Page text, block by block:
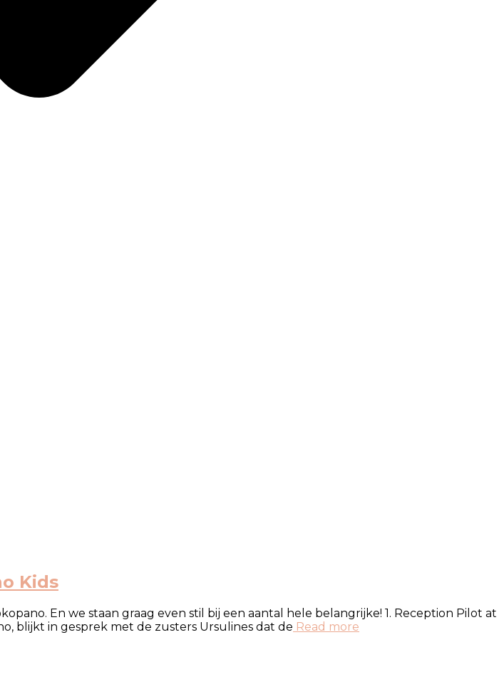
Kids
En we staan graag even stil bij een aantal hele belangrijke! 1. Reception Pilot at
blijkt in gesprek met de zusters Ursulines dat de Read more